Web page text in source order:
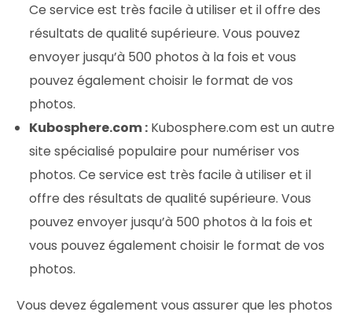
Ce service est très facile à utiliser et il offre des
résultats de qualité supérieure. Vous pouvez
envoyer jusqu’à 500 photos à la fois et vous
pouvez également choisir le format de vos
photos.
Kubosphere.com : Kubosphere.com est un autre
site spécialisé populaire pour numériser vos
photos. Ce service est très facile à utiliser et il
offre des résultats de qualité supérieure. Vous
pouvez envoyer jusqu’à 500 photos à la fois et
vous pouvez également choisir le format de vos
photos.
Vous devez également vous assurer que les photos